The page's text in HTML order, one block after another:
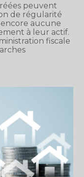
peuvent
de régularité
encore aucune
à leur actif.
fiscale